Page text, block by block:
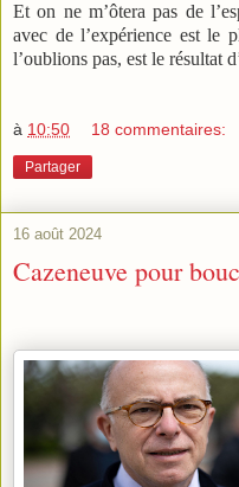
Et on ne m’ôtera pas de
avec de l’expérience est le
l’oublions pas, est le résultat
à 10:50 18 commentaires:
Partager
16 août 2024
Cazeneuve pour